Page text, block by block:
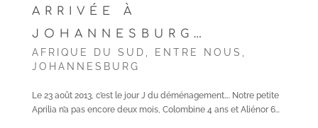
ARRIVÉE À
JOHANNESBURG…
AFRIQUE DU SUD ENTRE NOUS
JOHANNESBURG
Le 23 août 2013, c’est le jour J du déménagement…. Notre petite
Aprilia n’a pas encore deux mois, Colombine 4 ans et Aliénor 6…